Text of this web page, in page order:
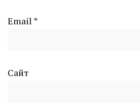
Email *
Сайт